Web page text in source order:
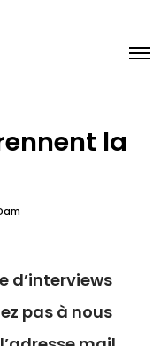
la
d’interviews
pas à nous